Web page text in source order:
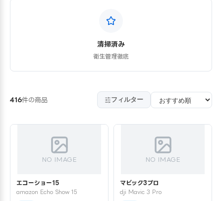
清掃済み
衛生管理徹底
416件の商品 フィルター
NO IMAGE
エコーショー15
amazon Echo Show 15
NO IMAGE
マビック3プロ
dji Mavic 3 Pro